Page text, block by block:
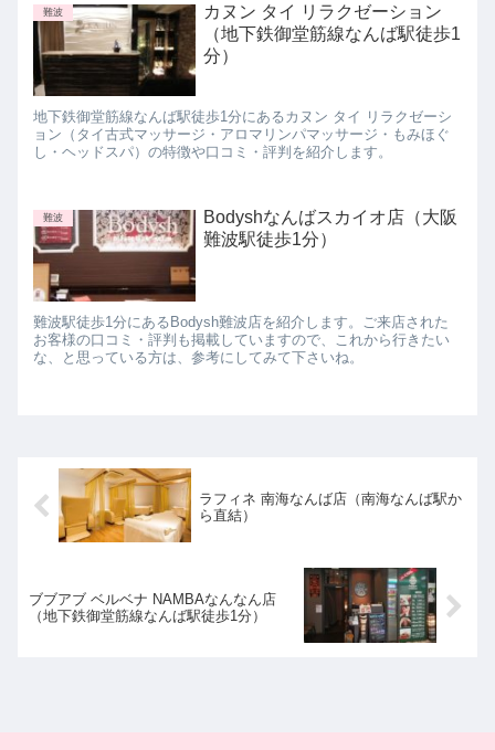
難波
カヌン タイ リラクゼーション
（地下鉄御堂筋線なんば駅徒歩1
分）
地下鉄御堂筋線なんば駅徒歩1分にあるカヌン タイ リラクゼーシ
ョン（タイ古式マッサージ・アロマリンパマッサージ・もみほぐ
し・ヘッドスパ）の特徴や口コミ・評判を紹介します。
難波
Bodyshなんばスカイオ店（大阪
難波駅徒歩1分）
難波駅徒歩1分にあるBodysh難波店を紹介します。ご来店された
お客様の口コミ・評判も掲載していますので、これから行きたい
な、と思っている方は、参考にしてみて下さいね。
ラフィネ 南海なんば店（南海なんば駅か
ら直結）
ブブアブ ベルベナ NAMBAなんなん店
（地下鉄御堂筋線なんば駅徒歩1分）